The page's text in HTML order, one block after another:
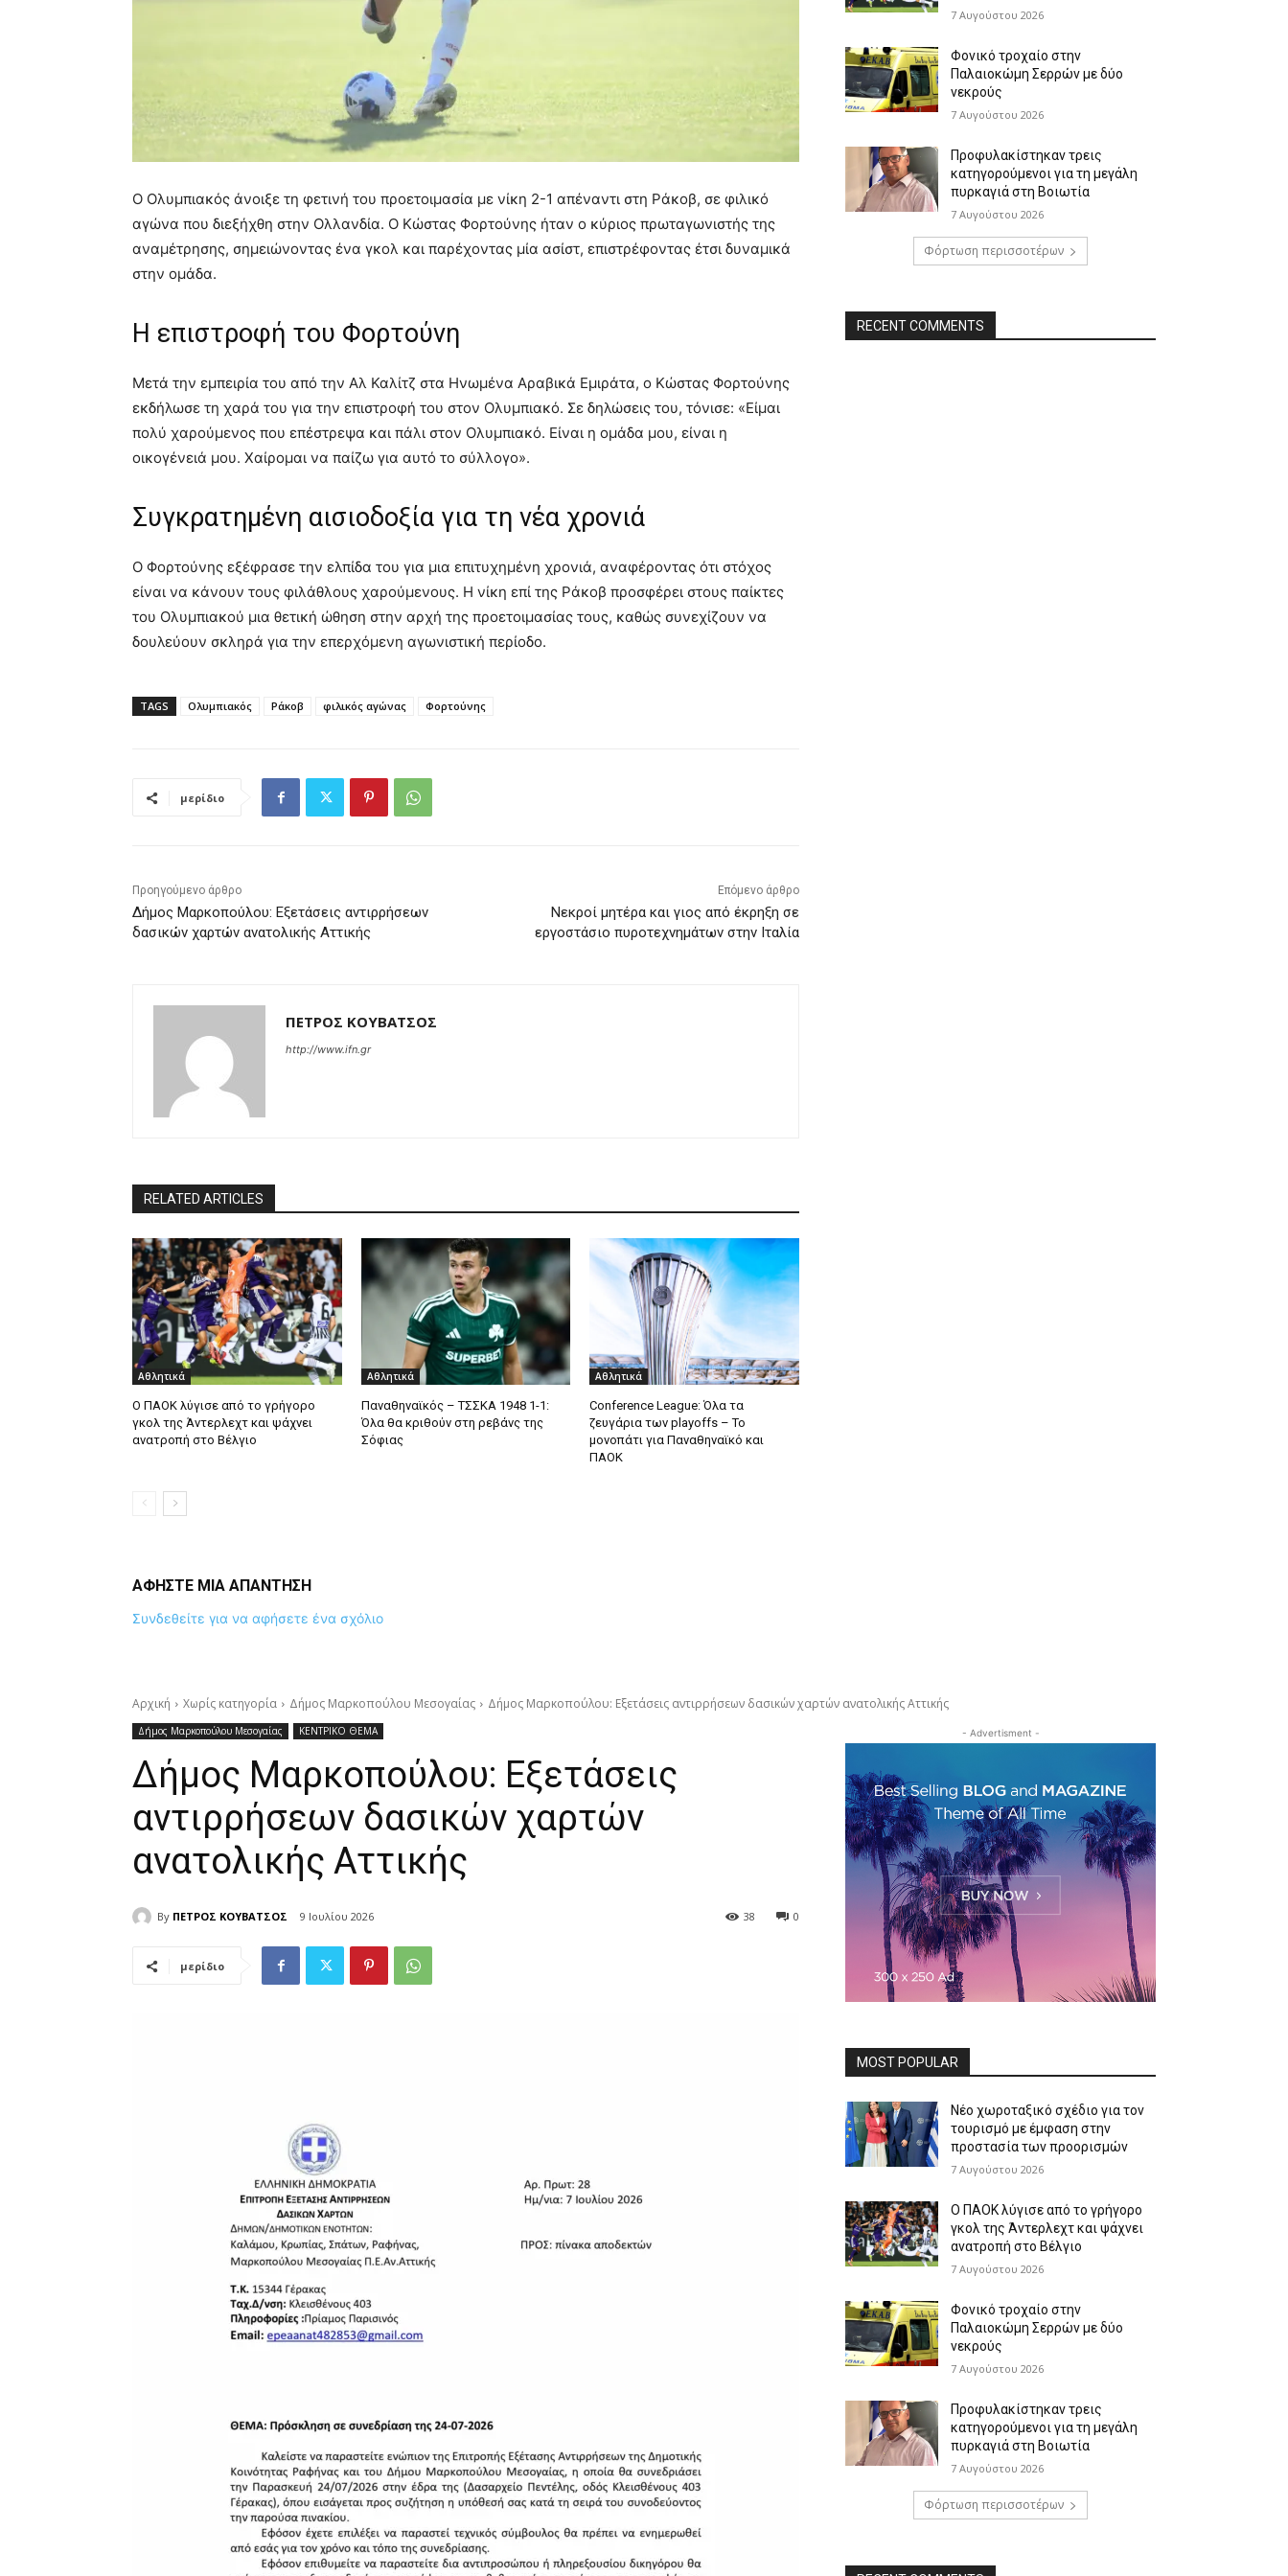
Ο Ολυμπιακός άνοιξε τη φετινή του προετοιμασία με νίκη 2-1 απέναντι στη Ράκοβ, σε φιλικό
αγώνα που διεξήχθη στην Ολλανδία. Ο Κώστας Φορτούνης ήταν ο κύριος πρωταγωνιστής της
αναμέτρησης, σημειώνοντας ένα γκολ και παρέχοντας μία ασίστ, επιστρέφοντας έτσι δυναμικά
στην ομάδα.
Η επιστροφή του Φορτούνη
Μετά την εμπειρία του από την Αλ Καλίτζ στα Ηνωμένα Αραβικά Εμιράτα, ο Κώστας Φορτούνης
εκδήλωσε τη χαρά του για την επιστροφή του στον Ολυμπιακό. Σε δηλώσεις του, τόνισε: «Είμαι
πολύ χαρούμενος που επέστρεψα και πάλι στον Ολυμπιακό. Είναι η ομάδα μου, είναι η
οικογένειά μου. Χαίρομαι να παίζω για αυτό το σύλλογο».
Συγκρατημένη αισιοδοξία για τη νέα χρονιά
Ο Φορτούνης εξέφρασε την ελπίδα του για μια επιτυχημένη χρονιά, αναφέροντας ότι στόχος
είναι να κάνουν τους φιλάθλους χαρούμενους. Η νίκη επί της Ράκοβ προσφέρει στους παίκτες
του Ολυμπιακού μια θετική ώθηση στην αρχή της προετοιμασίας τους, καθώς συνεχίζουν να
δουλεύουν σκληρά για την επερχόμενη αγωνιστική περίοδο.
TAGS Ολυμπιακός Ράκοβ φιλικός αγώνας Φορτούνης
μερίδιο
Προηγούμενο άρθρο
Δήμος Μαρκοπούλου: Εξετάσεις αντιρρήσεων
δασικών χαρτών ανατολικής Αττικής
Επόμενο άρθρο
Νεκροί μητέρα και γιος από έκρηξη σε
εργοστάσιο πυροτεχνημάτων στην Ιταλία
ΠΕΤΡΟΣ ΚΟΥΒΑΤΣΟΣ
http://www.ifn.gr
RELATED ARTICLES
Αθλητικά
Ο ΠΑΟΚ λύγισε από το γρήγορο
γκολ της Άντερλεχτ και ψάχνει
ανατροπή στο Βέλγιο
Αθλητικά
Παναθηναϊκός – ΤΣΣΚΑ 1948 1-1:
Όλα θα κριθούν στη ρεβάνς της
Σόφιας
Αθλητικά
Conference League: Όλα τα
ζευγάρια των playoffs – Το
μονοπάτι για Παναθηναϊκό και
ΠΑΟΚ
ΑΦΗΣΤΕ ΜΙΑ ΑΠΑΝΤΗΣΗ
Συνδεθείτε για να αφήσετε ένα σχόλιο
7 Αυγούστου 2026
Φονικό τροχαίο στην
Παλαιοκώμη Σερρών με δύο
νεκρούς
7 Αυγούστου 2026
Προφυλακίστηκαν τρεις
κατηγορούμενοι για τη μεγάλη
πυρκαγιά στη Βοιωτία
7 Αυγούστου 2026
Φόρτωση περισσοτέρων
RECENT COMMENTS